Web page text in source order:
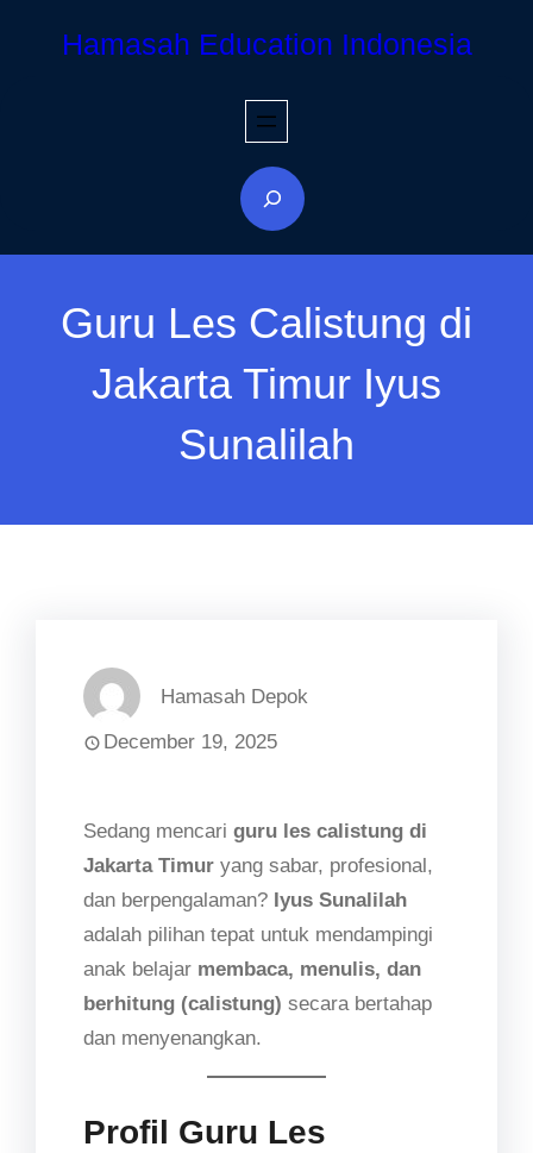
Hamasah Education Indonesia
a
c
Guru Les Calistung di
Jakarta Timur Iyus
Sunalilah
Hamasah Depok
December 19, 2025
Sedang mencari guru les calistung di
Jakarta Timur yang sabar, profesional,
dan berpengalaman? Iyus Sunalilah
adalah pilihan tepat untuk mendampingi
anak belajar membaca, menulis, dan
berhitung (calistung) secara bertahap
dan menyenangkan.
Profil Guru Les